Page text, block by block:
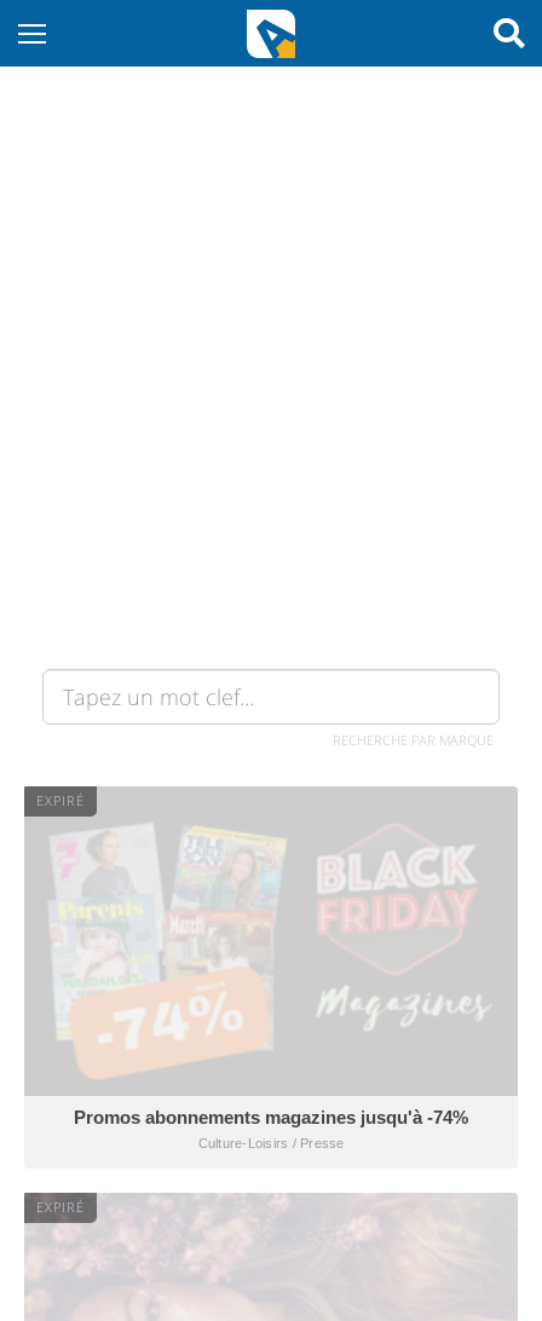
RECHERCHE PAR MARQUE
EXPIRÉ
Promos abonnements magazines jusqu'à -74%
Culture-Loisirs / Presse
EXPIRÉ